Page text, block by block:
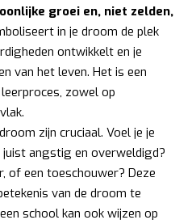
groei en, niet zelden,
in je droom de plek
ontwikkelt en je
van het leven. Het is een
zowel op
zijn cruciaal. Voel je je
angstig en overweldigd?
of een toeschouwer? Deze
van de droom te
school kan ook wijzen op